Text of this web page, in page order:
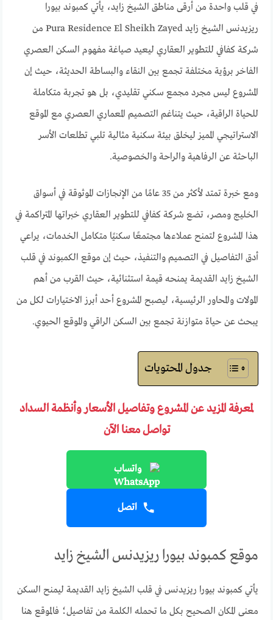
في قلب واحدة من أرقى مناطق الشيخ زايد، يأتي كمبوند بيورا
ريزيدنس الشيخ زايد Pura Residence El Sheikh Zayed من
شركة كفافي للتطوير العقاري ليعيد صياغة مفهوم السكن العصري
الفاخر برؤية مختلفة تجمع بين النقاء والبساطة الحديثة، حيث إن
المشروع ليس مجرد مجمع سكني تقليدي، بل هو تجربة متكاملة
للحياة الراقية، حيث يتناغم التصميم المعماري العصري مع الموقع
الاستراتيجي المميز ليخلق بيئة سكنية مثالية تلبي تطلعات الأسر
الباحثة عن الرفاهية والراحة والخصوصية.
ومع خبرة تمتد لأكثر من 35 عامًا من الإنجازات الموثوقة في أسواق
الخليج ومصر، تضع شركة كفافي للتطوير العقاري خبراتها المتراكمة في
هذا المشروع لتمنح عملاءها مجتمعًا سكنيًا متكامل الخدمات، يراعي
أدق التفاصيل في التصميم والتنفيذ، حيث إن موقع الكمبوند في قلب
الشيخ زايد القديمة يمنحه قيمة استثنائية، حيث القرب من أهم
المولات والمحاور الرئيسية، ليصبح المشروع أحد أبرز الاختيارات لكل من
يبحث عن حياة متوازنة تجمع بين السكن الراقي والموقع الحيوي.
جدول المحتويات
لمعرفة المزيد عن المشروع وتفاصيل الأسعار وأنظمة السداد
تواصل معنا الآن
واتساب
اتصل
موقع كمبوند بيورا ريزيدنس الشيخ زايد
يأتي كمبوند بيورا ريزيدنس في قلب الشيخ زايد القديمة ليمنح السكن
معنى المكان الصحيح بكل ما تحمله الكلمة من تفاصيل؛ فالموقع هنا